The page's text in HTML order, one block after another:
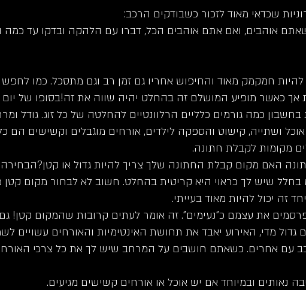
שכדאי מאוד לזכור כשבודקים הרכב:
אוהבים, ואם אתם אוהבים הכל, דברו עם הלהקה ובדקו עד כמה
חמקמק מאוד והחיפוש אחריו גם זמן רב וגם מתסכל. כמו
כאשר מופיע המושלם זה בהחלט יהיה שווה את זה!בסופו של
כמה גורמים כלליים הרלוונטיים להחלטה של ​​כל זוג. גודל
אוכל ושתייה, קישוט והספקה לילדים, אורחים מוגבלים וקשישים
מקומות לקבלת חתונה.
האם מקום קבלת החתונה שלך צריך להיות גדול או
בחלל שיש לך כראוי היא קריטית בהחלט. חשוב לא לבחור מקום קטן
זה יכול להיות מאוד בעייתי.
את עצמם כ"נעימים". זה אומר לעתים קרובות שהמקום קטן!
מדי, האירוע יאבד את תחושת האינטימיות והאורחים עשויים
עם אחרים. כשאתם חושבים על המרחב שיש לך את כל צרכי
נאותים ובמיוחד אם יש אוכל או אורחים קשישים מגיעים.